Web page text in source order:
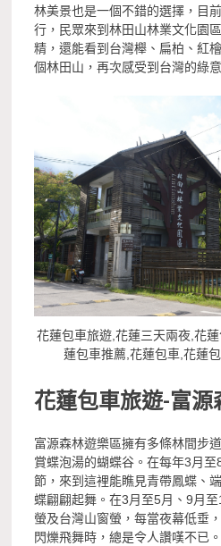
林美景也是一個不錯的選擇，目
行，民眾來到林田山林業文化園
精，還能看到台灣櫸、扁柏、紅
個林田山，再次感受到台灣的綠
花蓮包車旅遊,花蓮三天兩夜,花
蓮包車推薦,花蓮包車,花蓮
花蓮包車旅遊-富源
富源森林遊樂區擁有多條林間步
賞蝶泡湯的蝴蝶谷。在每年3月
節，來到這裡能瞧見青帶鳳蝶、
蝶翩翩起舞。在3月至5月、9月
螢及台灣山窗螢，每當夜幕低垂
閃爍飛舞時，總是令人讚嘆不已。